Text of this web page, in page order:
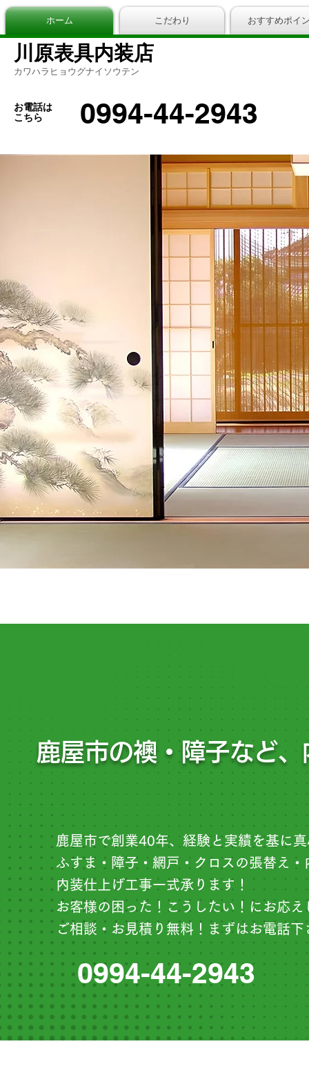
ホーム こだわり おすすめポイ
川原表具内装店
カワハラヒョウグナイソウテン
お電話は
こちら
0994-44-2943
鹿屋市の襖・障子など
鹿屋市で創業40年、経験と実績を基に
ふすま・障子・網戸・クロスの張替え
内装仕上げ工事一式承ります！
お客様の困った！こうしたい！にお応え
ご相談・お見積り無料！まずはお電話下
0994-44-2943